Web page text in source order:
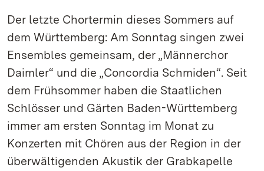
Der letzte Chortermin dieses Sommers auf
dem Württemberg: Am Sonntag singen zwei
Ensembles gemeinsam, der „Männerchor
Daimler“ und die „Concordia Schmiden“. Seit
dem Frühsommer haben die Staatlichen
Schlösser und Gärten Baden-Württemberg
immer am ersten Sonntag im Monat zu
Konzerten mit Chören aus der Region in der
überwältigenden Akustik der Grabkapelle